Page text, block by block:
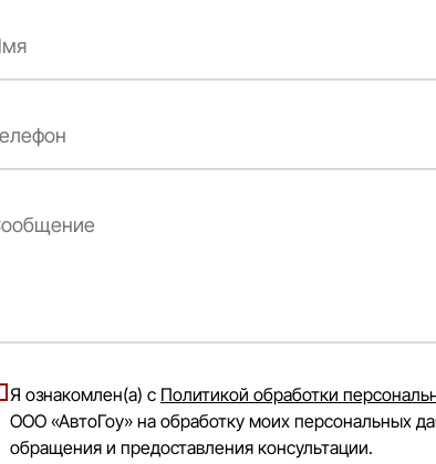
Я ознакомлен(а) с Политикой обработки
ООО «АвтоГоу» на обработку моих персональных
обращения и предоставления консультации.